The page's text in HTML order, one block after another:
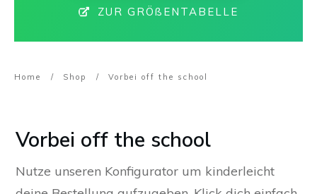
ZUR GRÖßENTABELLE
Home / Shop / Vorbei off the school
Vorbei off the school
Nutze unseren Konfigurator um kinderleicht